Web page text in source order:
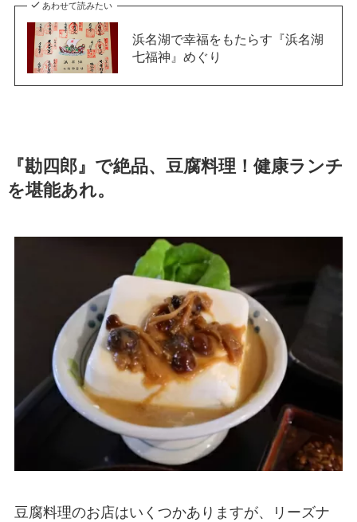
あわせて読みたい
浜名湖で幸福をもたらす『浜名湖
七福神』めぐり
『勘四郎』で絶品、豆腐料理！健康ランチ
を堪能あれ。
豆腐料理のお店はいくつかありますが、リーズナ